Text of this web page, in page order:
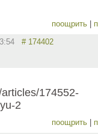
поощрить
# 174402
174552-
2
поощрить